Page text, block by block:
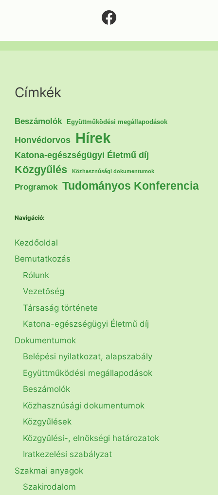
Facebook
Címkék
Beszámolók Együttműködési megállapodások
Honvédorvos Hírek
Katona-egészségügyi Életmű díj
Közgyűlés Közhasznúsági dokumentumok
Programok Tudományos Konferencia
Navigáció:
Kezdőoldal
Bemutatkozás
Rólunk
Vezetőség
Társaság története
Katona-egészségügyi Életmű díj
Dokumentumok
Belépési nyilatkozat, alapszabály
Együttműködési megállapodások
Beszámolók
Közhasznúsági dokumentumok
Közgyűlések
Közgyűlési-, elnökségi határozatok
Iratkezelési szabályzat
Szakmai anyagok
Szakirodalom